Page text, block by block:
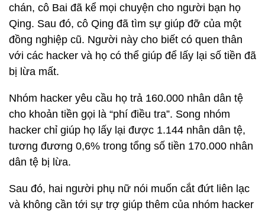
chán, cô Bai đã kể mọi chuyện cho người bạn họ
Qing. Sau đó, cô Qing đã tìm sự giúp đỡ của một
đồng nghiệp cũ. Người này cho biết có quen thân
với các hacker và họ có thể giúp để lấy lại số tiền đã
bị lừa mất.
Nhóm hacker yêu cầu họ trả 160.000 nhân dân tệ
cho khoản tiền gọi là “phí điều tra”. Song nhóm
hacker chỉ giúp họ lấy lại được 1.144 nhân dân tệ,
tương đương 0,6% trong tổng số tiền 170.000 nhân
dân tệ bị lừa.
Sau đó, hai người phụ nữ nói muốn cắt đứt liên lạc
và không cần tới sự trợ giúp thêm của nhóm hacker